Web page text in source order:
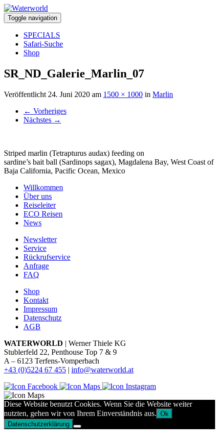
Toggle navigation
SPECIALS
Safari-Suche
Shop
SR_ND_Galerie_Marlin_07
Veröffentlicht 24. Juni 2020 am 1500 × 1000 in Marlin
← Vorheriges
Nächstes →
Striped marlin (Tetrapturus audax) feeding on
sardine’s bait ball (Sardinops sagax), Magdalena Bay, West Coast of
Baja California, Pacific Ocean, Mexico
Willkommen
Über uns
Reiseleiter
ECO Reisen
News
Newsletter
Service
Rückrufservice
Anfrage
FAQ
Shop
Kontakt
Impressum
Datenschutz
AGB
WATERWORLD | Werner Thiele KG
Stublerfeld 22, Penthouse Top 7 & 9
A – 6123 Terfens-Vomperbach
+43 (0)5224 67 455 | info@waterworld.at
Diese Website benutzt Cookies. Wenn Sie die Website weiter
nutzten, gehen wir von Ihrem Einverständnis aus. Ok
Datenschutzerklärung